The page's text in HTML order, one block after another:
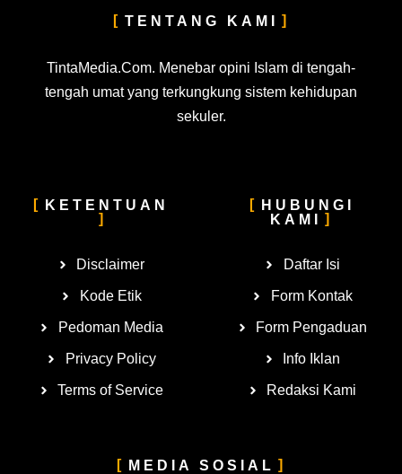
TENTANG KAMI
TintaMedia.Com. Menebar opini Islam di tengah-
tengah umat yang terkungkung sistem kehidupan
sekuler.
KETENTUAN
Disclaimer
Kode Etik
Pedoman Media
Privacy Policy
Terms of Service
HUBUNGI
KAMI
Daftar Isi
Form Kontak
Form Pengaduan
Info Iklan
Redaksi Kami
MEDIA SOSIAL